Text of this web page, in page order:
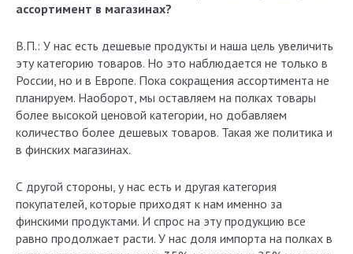
ассортимент в магазинах?
В.П.: У нас есть дешевые продукты и наша цель увеличить
эту категорию товаров. Но это наблюдается не только в
России, но и в Европе. Пока сокращения ассортимента не
планируем. Наоборот, мы оставляем на полках товары
более высокой ценовой категории, но добавляем
количество более дешевых товаров. Такая же политика и
в финских магазинах.
С другой стороны, у нас есть и другая категория
покупателей, которые приходят к нам именно за
финскими продуктами. И спрос на эту продукцию все
равно продолжает расти. У нас доля импорта на полках в